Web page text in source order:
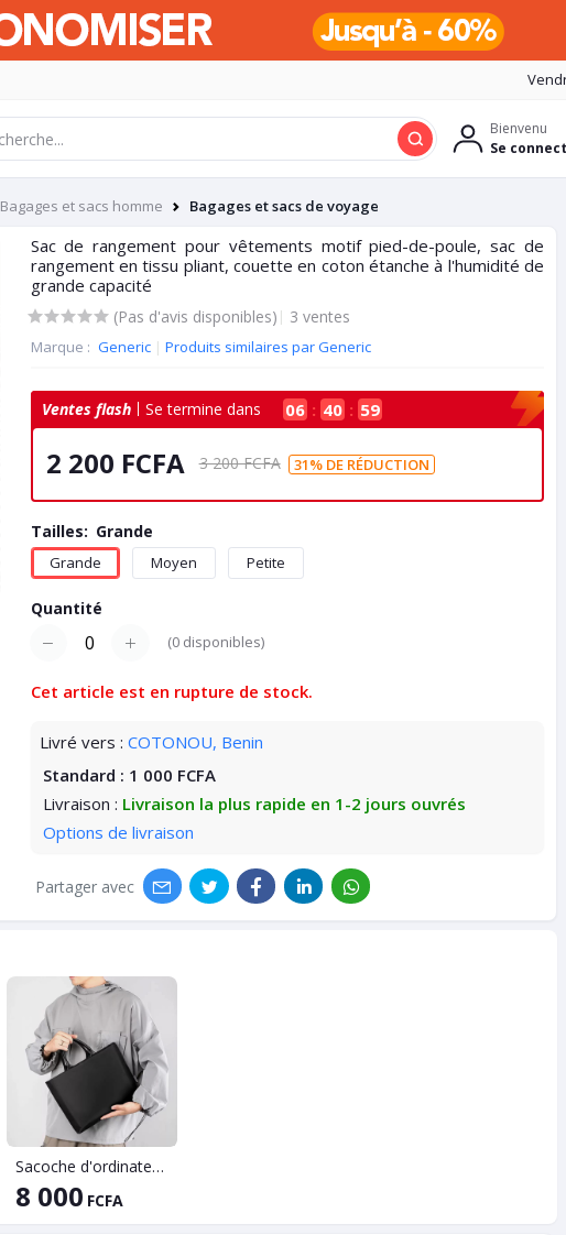
Bienvenu
Se
Bagages et sacs homme Bagages et sacs de voyage
Sac de rangement pour vêtements motif pied-de-poule, sac de
rangement en tissu pliant, couette en coton étanche à l'humidité de
grande capacité
(Pas d'avis disponibles) | 3 ventes
Marque : Generic | Produits similaires par Generic
Ventes flash 06 : 40 : 58
Se termine dans
2 200 FCFA 3 200 FCFA 31% DE RÉDUCTION
Tailles: Grande
Grande Moyen Petite
Quantité
(0disponibles)
Cet article est en rupture de stock.
Livré vers : COTONOU, Benin
Standard : 1 000 FCFA
Livraison : Livraison la plus rapide en 1-2 jours ouvrés
Options de livraison
Partager avec
Sacoche d'ordinateur mixte
8 000 FCFA